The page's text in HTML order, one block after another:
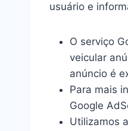
usuário e
O serviço
veicular
anúncio é
Para mais
Google
Utilizamos